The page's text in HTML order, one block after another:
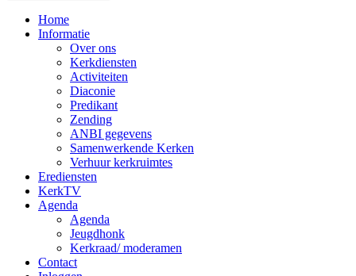
Home
Informatie
Over ons
Kerkdiensten
Activiteiten
Diaconie
Predikant
Zending
ANBI gegevens
Samenwerkende Kerken
Verhuur kerkruimtes
Erediensten
KerkTV
Agenda
Agenda
Jeugdhonk
Kerkraad/ moderamen
Contact